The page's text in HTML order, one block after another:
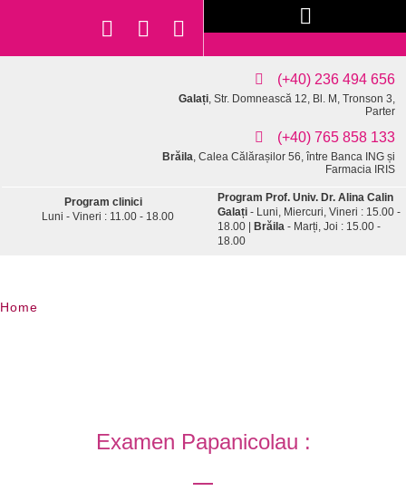
(+40) 236 494 656
Galați, Str. Domnească 12, Bl. M, Tronson 3,
Parter
(+40) 765 858 133
Brăila , Calea Călărașilor 56, între Banca ING și
Farmacia IRIS
Program clinici
Luni - Vineri : 11.00 - 18.00
Program Prof. Univ. Dr. Alina Calin
Galați - Luni, Miercuri, Vineri : 15.00 -
18.00 | Brăila - Marți, Joi : 15.00 -
18.00
Home
Examen Papanicolau :